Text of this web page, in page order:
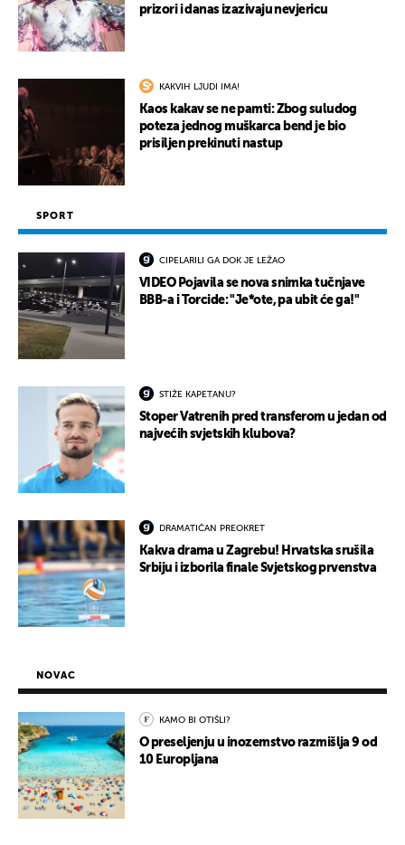
prizori i danas izazivaju nevjericu
KAKVIH LJUDI IMA!
Kaos kakav se ne pamti: Zbog suludog
poteza jednog muškarca bend je bio
prisiljen prekinuti nastup
SPORT
CIPELARILI GA DOK JE LEŽAO
VIDEO Pojavila se nova snimka tučnjave
BBB-a i Torcide: "Je*ote, pa ubit će ga!"
STIŽE KAPETANU?
Stoper Vatrenih pred transferom u jedan od
najvećih svjetskih klubova?
DRAMATIČAN PREOKRET
Kakva drama u Zagrebu! Hrvatska srušila
Srbiju i izborila finale Svjetskog prvenstva
NOVAC
KAMO BI OTIŠLI?
O preseljenju u inozemstvo razmišlja 9 od
10 Europljana